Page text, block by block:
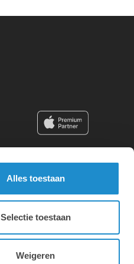
Alles toestaan
Selectie toestaan
Weigeren